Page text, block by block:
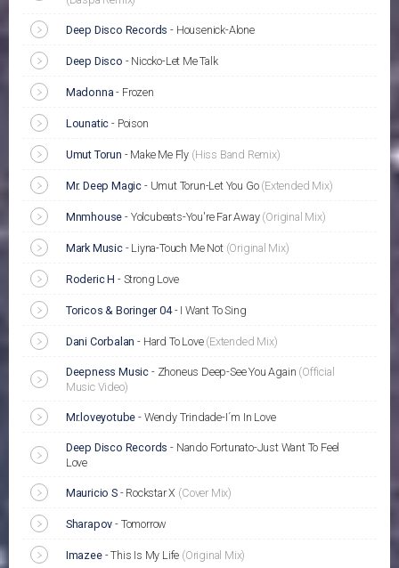
Deep Disco Records - Housenick-Alone
Deep Disco - Niccko-Let Me Talk
Madonna - Frozen
Lounatic - Poison
Umut Torun - Make Me Fly (Hiss Band Remix)
Mr. Deep Magic - Umut Torun-Let You Go (Extended Mix)
Mnmhouse - Yolcubeats-You're Far Away (Original Mix)
Mark Music- Liyna-Touch Me Not (Original Mix)
Roderic H - Strong Love
Toricos & Boringer 04- I Want To Sing
Dani Corbalan - Hard To Love (Extended Mix)
Deepness Music - Zhoneus Deep-See You Again (Official
Music Video)
Mr.loveyotube - Wendy Trindade-I´m In Love
Deep Disco Records - Nando Fortunato-Just Want To Feel
Love
Mauricio S- Rockstar X (Cover Mix)
Sharapov - Tomorrow
Imazee-This Is My Life (Original Mix)